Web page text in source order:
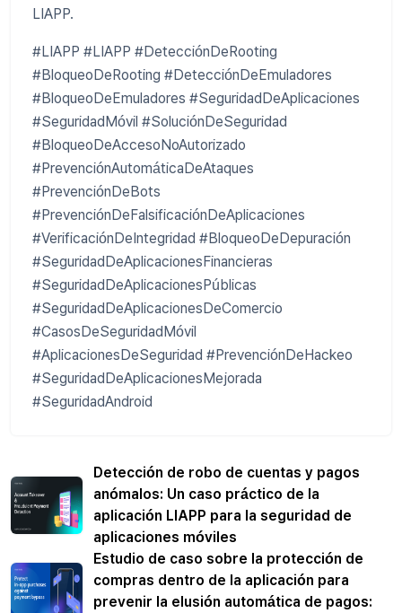
LIAPP.
#LIAPP #LIAPP #DetecciónDeRooting
#BloqueoDeRooting #DetecciónDeEmuladores
#BloqueoDeEmuladores #SeguridadDeAplicaciones
#SeguridadMóvil #SoluciónDeSeguridad
#BloqueoDeAccesoNoAutorizado
#PrevenciónAutomáticaDeAtaques
#PrevenciónDeBots
#PrevenciónDeFalsificaciónDeAplicaciones
#VerificaciónDeIntegridad #BloqueoDeDepuración
#SeguridadDeAplicacionesFinancieras
#SeguridadDeAplicacionesPúblicas
#SeguridadDeAplicacionesDeComercio
#CasosDeSeguridadMóvil
#AplicacionesDeSeguridad #PrevenciónDeHackeo
#SeguridadDeAplicacionesMejorada
#SeguridadAndroid
Detección de robo de cuentas y pagos
anómalos: Un caso práctico de la
aplicación LIAPP para la seguridad de
aplicaciones móviles
Estudio de caso sobre la protección de
compras dentro de la aplicación para
prevenir la elusión automática de pagos: